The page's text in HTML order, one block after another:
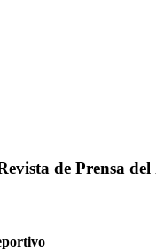
de Prensa del